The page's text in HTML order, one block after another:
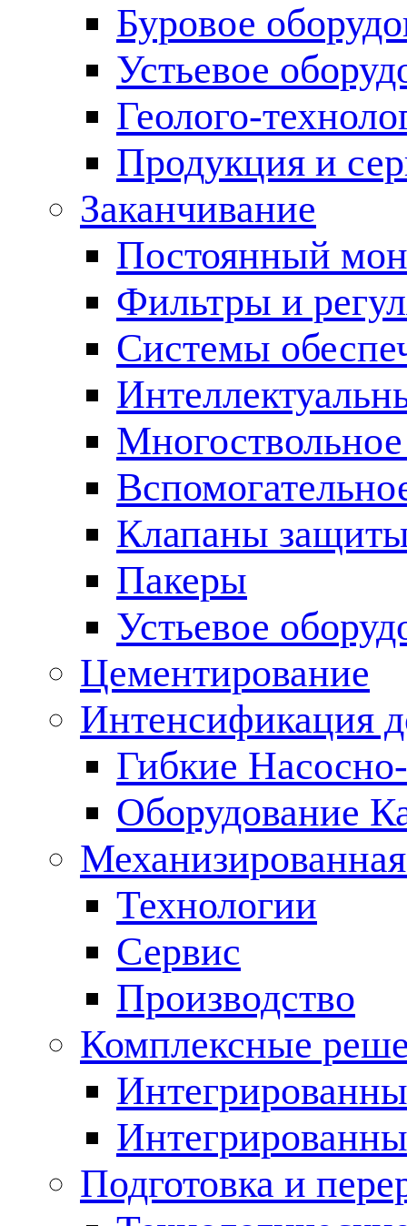
Буровое
Устьевое
Геолого-
Продукция и
Заканчивание
Постоянный
Фильтры и
Cистемы
Клапаны
Пакеры
Устьевое
Цементирование
Интенсификация
Гибкие
Оборудование
Технологии
Сервис
Производство
Комплексные
Подготовка и